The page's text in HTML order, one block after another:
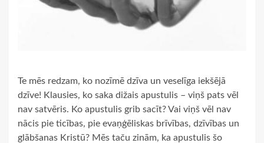
Te mēs redzam, ko nozīmē dzīva un veselīga iekšējā
dzīve! Klausies, ko saka dižais apustulis – viņš pats vēl
nav satvēris. Ko apustulis grib sacīt? Vai viņš vēl nav
nācis pie ticības, pie evaņģēliskas brīvības, dzīvības un
glābšanas Kristū? Mēs taču zinām, ka apustulis šo